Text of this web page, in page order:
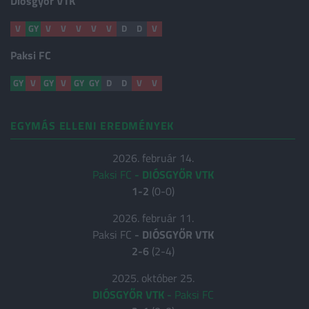
V GY V V V V V D D V
Paksi FC
GY V GY V GY GY D D V V
EGYMÁS ELLENI EREDMÉNYEK
2026. február 14.
Paksi FC - DIÓSGYŐR VTK
1-2 (0-0)
2026. február 11.
Paksi FC - DIÓSGYŐR VTK
2-6 (2-4)
2025. október 25.
DIÓSGYŐR VTK- Paksi FC